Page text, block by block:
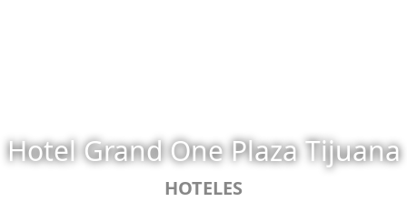
Hotel Grand One Plaza Tijuana
HOTELES